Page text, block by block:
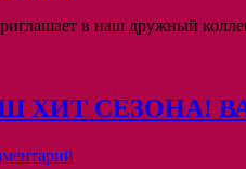
в наш дружный
ХИТ СЕЗОНА!